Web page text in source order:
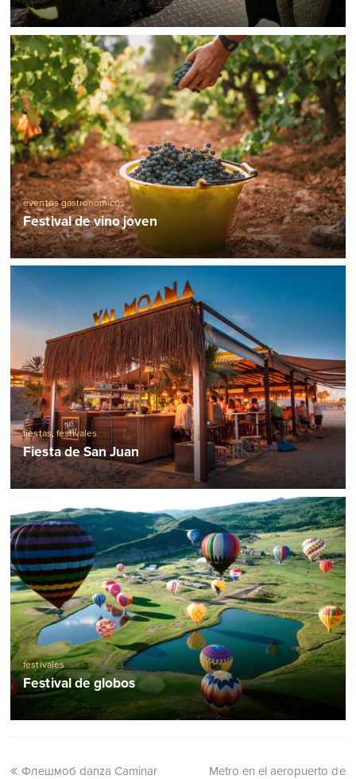
eventos gastronómicos
Festival de vino joven
fiestas, festivales
Fiesta de San Juan
festivales
Festival de globos
Флешмоб danza Caminar
Metro en el aeropuerto de